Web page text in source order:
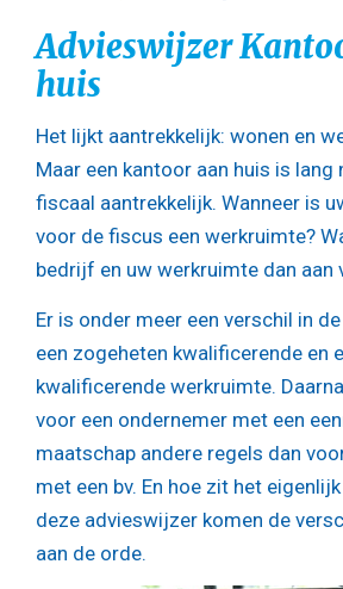
Advieswijzer
huis
Het lijkt aantrekkelijk: wonen en
Maar een kantoor aan huis is
fiscaal aantrekkelijk. Wanneer is
voor de fiscus een werkruimte?
bedrijf en uw werkruimte dan aan
Er is onder meer een verschil in
een zogeheten kwalificerende en
kwalificerende werkruimte.
voor een ondernemer met een
maatschap andere regels dan
met een bv. En hoe zit het
deze advieswijzer komen de
aan de orde.